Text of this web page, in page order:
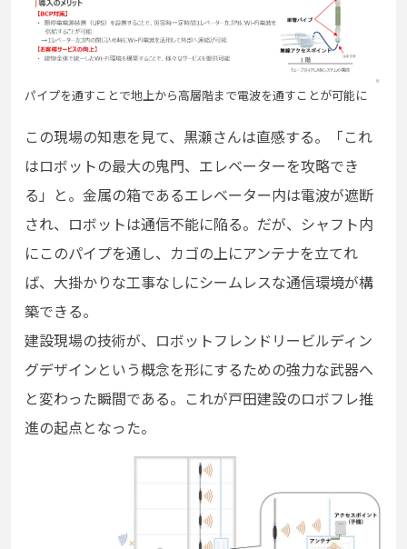
パイプを通すことで地上から高層階まで電波を通すことが可能に
この現場の知恵を見て、黒瀬さんは直感する。「これ
はロボットの最大の鬼門、エレベーターを攻略でき
る」と。金属の箱であるエレベーター内は電波が遮断
され、ロボットは通信不能に陥る。だが、シャフト内
にこのパイプを通し、カゴの上にアンテナを立てれ
ば、大掛かりな工事なしにシームレスな通信環境が構
築できる。
建設現場の技術が、ロボットフレンドリービルディン
グデザインという概念を形にするための強力な武器へ
と変わった瞬間である。これが戸田建設のロボフレ推
進の起点となった。